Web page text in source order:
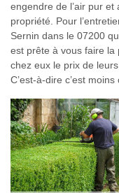
engendre de l’air pur
propriété. Pour
Sernin dans le 07200
est prête à vous faire
chez eux le prix de
C’est-à-dire c’est